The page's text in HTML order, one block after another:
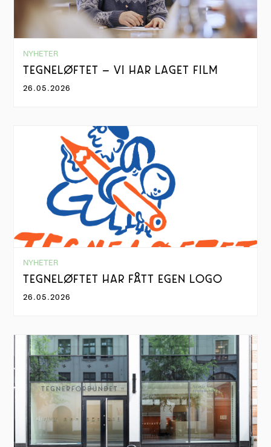
NYHETER
TEGNELØFTET – VI HAR LAGET FILM
26.05.2026
NYHETER
TEGNELØFTET HAR FÅTT EGEN LOGO
26.05.2026